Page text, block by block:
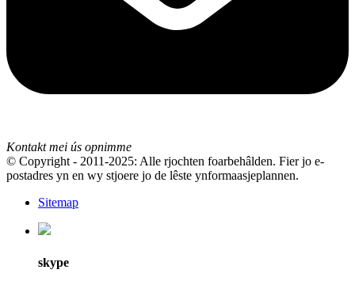
Kontakt mei ús opnimme
© Copyright - 2011-2025: Alle rjochten foarbehâlden. Fier jo e-
postadres yn en wy stjoere jo de lêste ynformaasjeplannen.
Sitemap
skype